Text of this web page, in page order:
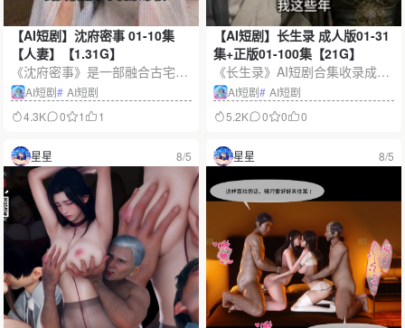
【AI短剧】沈府密事 01-10集
【人妻】【1.31G】
《沈府密事》是一部融合古宅悬
疑、人妻角色与人物关系反转的
AI拟真短剧。本合集完整收录01
-10集，容量约1.31G，以精致古
风场景、氛围光影和连续剧情揭
开沈府深院中不为人知的秘密。
AI短剧# AI短剧
4.3K
0 1 1
【AI短剧】长生录 成人版01-31
集+正版01-100集【21G】
《长生录》AI短剧合集收录成人
版01-31集与正版01-100集，容
量约21G。作品以东方长生幻
想、宿命抉择和人物羁绊为核
心，结合AI生成影像、古风场景
与连续篇章，呈现双版本、多集
数的沉浸式观看体验。
AI短剧# AI短剧
5.2K
0 0 0
星星 8/5 星星 8/5